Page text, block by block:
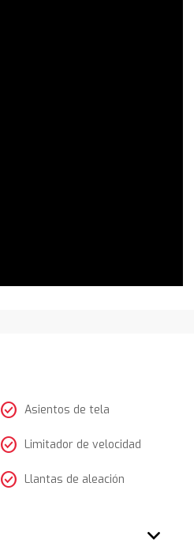
check_circle Asientos de tela
check_circle Limitador de velocidad
check_circle Llantas de aleación